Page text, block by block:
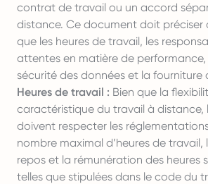
contrat de travail ou un accord
distance. Ce document doit préciser
que les heures de travail, les
attentes en matière de
sécurité des données et la fourniture
Heures de travail : Bien que la
caractéristique du travail à distance,
doivent respecter les
nombre maximal d’heures de travail,
repos et la rémunération des heures
telles que stipulées dans le code du